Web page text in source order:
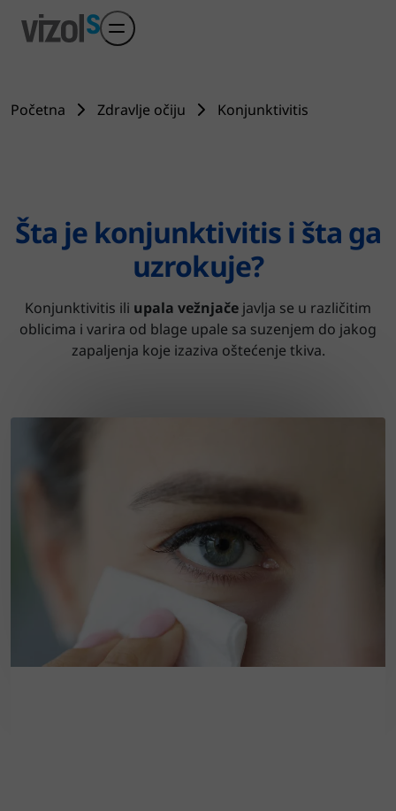
Početna Zdravlje očiju Konjunktivitis
Šta je konjunktivitis i šta ga
uzrokuje?
Konjunktivitis ili upala vežnjače javlja se u različitim
oblicima i varira od blage upale sa suzenjem do jakog
zapaljenja koje izaziva oštećenje tkiva.